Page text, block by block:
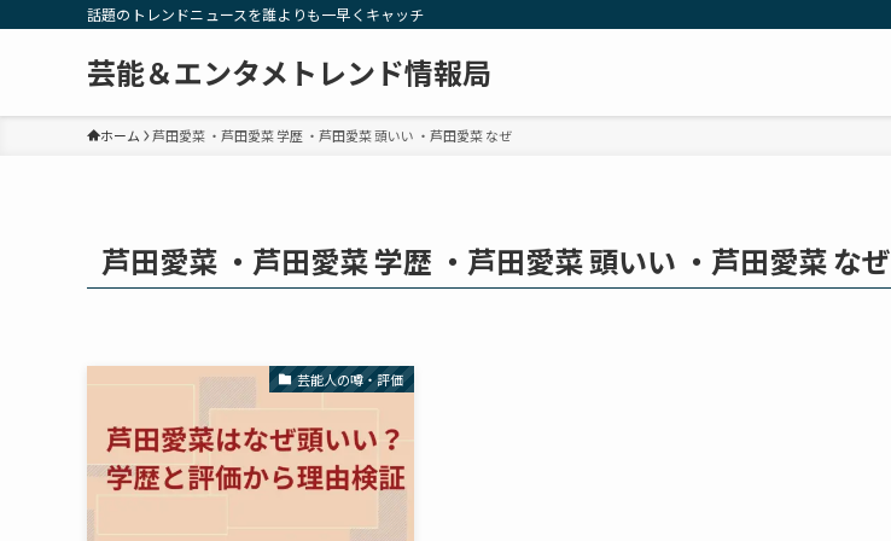
話題のトレンドニュースを誰よりも一早くキャッチ
芸能＆エンタメトレンド情報局
ホーム 芦田愛菜 ・芦田愛菜 学歴 ・芦田愛菜 頭いい ・芦田愛菜 なぜ
芦田愛菜 ・芦田愛菜 学歴 ・芦田愛菜 頭いい ・芦田愛菜 なぜ
芸能人の噂・評価